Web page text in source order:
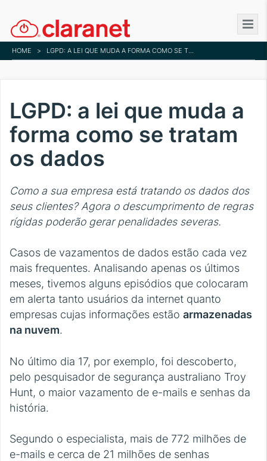
to
main
content
HOME > LGPD: A LEI QUE MUDA A FORMA COMO SE TRATAM OS DADOS
LGPD: a lei que muda a
forma como se tratam
os dados
Como a sua empresa está tratando os dados dos
seus clientes? Agora o descumprimento de regras
rígidas poderão gerar penalidades severas.
Casos de vazamentos de dados estão cada vez
mais frequentes. Analisando apenas os últimos
meses, tivemos alguns episódios que colocaram
em alerta tanto usuários da internet quanto
empresas cujas informações estão armazenadas
na nuvem.
No último dia 17, por exemplo, foi descoberto,
pelo pesquisador de segurança australiano Troy
Hunt, o maior vazamento de e-mails e senhas da
história.
Segundo o especialista, mais de 772 milhões de
e-mails e cerca de 21 milhões de senhas